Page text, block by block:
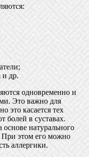
и др.
одновременно и
Это важно для
это касается тех
болей в суставах.
натурального
При этом его можно
аллергики.